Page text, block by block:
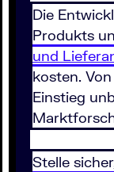
Die
Produkts
und
kosten.
Einstieg
Stelle